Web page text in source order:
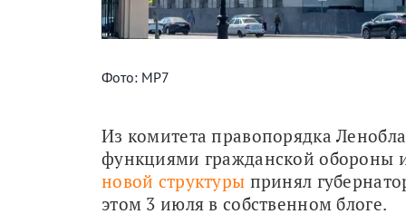
Фото: МР7
Из комитета правопорядка
новой структуры принял
этом 3 июля в собственном блоге.